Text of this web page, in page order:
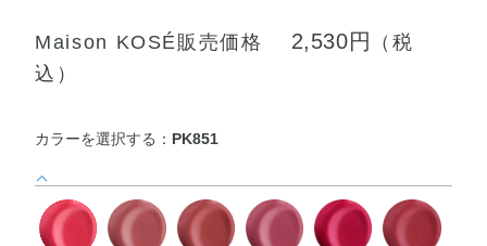
Maison KOSÉ販売価格 2,530円
（税
込）
カラーを選択する： PK851